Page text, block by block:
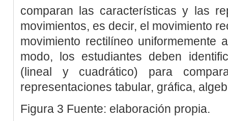
comparan las características y las
movimientos, es decir, el movimiento
movimiento rectilíneo uniformemente
modo, los estudiantes deben
(lineal y cuadrático) para
representaciones tabular, gráfica,
Figura 3 Fuente: elaboración propia.